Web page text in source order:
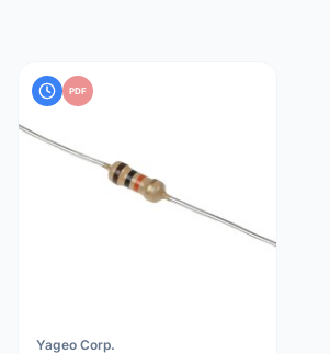
PDF
Yageo Corp.